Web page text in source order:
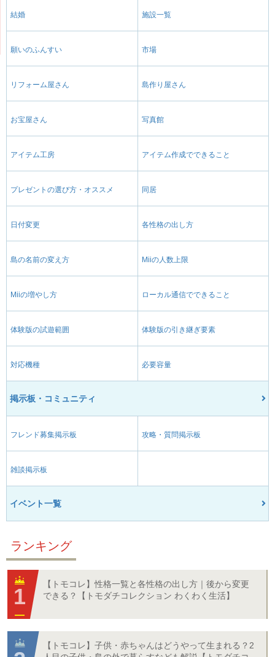
結婚 施設一覧
願いのふんすい 市場
リフォーム屋さん 島作り屋さん
お宝屋さん 写真館
アイテム工房 アイテム作成でできること
プレゼントの選び方・オススメ 同居
日付変更 各性格の出し方
島の名前の変え方 Miiの人数上限
Miiの増やし方 ローカル通信でできること
体験版の試遊範囲 体験版の引き継ぎ要素
対応機種 必要容量
掲示板・コミュニティ
フレンド募集掲示板 攻略・質問掲示板
雑談掲示板
イベント一覧
ランキング
【トモコレ】性格一覧と各性格の出し方｜後から変更
できる？【トモダチコレクション わくわく生活】
【トモコレ】子供・赤ちゃんはどうやって生まれる？2